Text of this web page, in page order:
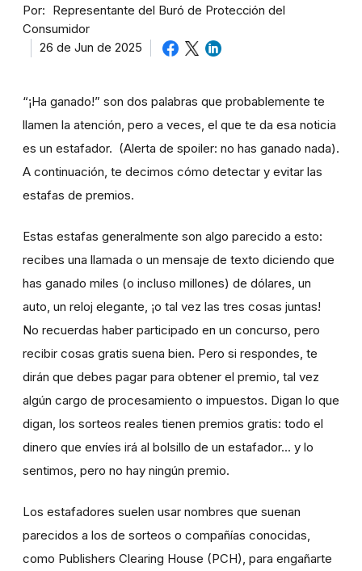
Por
Representante del Buró de Protección del
Consumidor
26 de Jun de 2025
“¡Ha ganado!” son dos palabras que probablemente te
llamen la atención, pero a veces, el que te da esa noticia
es un estafador. (Alerta de spoiler: no has ganado nada).
A continuación, te decimos cómo detectar y evitar las
estafas de premios.
Estas estafas generalmente son algo parecido a esto:
recibes una llamada o un mensaje de texto diciendo que
has ganado miles (o incluso millones) de dólares, un
auto, un reloj elegante, ¡o tal vez las tres cosas juntas!
No recuerdas haber participado en un concurso, pero
recibir cosas gratis suena bien. Pero si respondes, te
dirán que debes pagar para obtener el premio, tal vez
algún cargo de procesamiento o impuestos. Digan lo que
digan, los sorteos reales tienen premios gratis: todo el
dinero que envíes irá al bolsillo de un estafador... y lo
sentimos, pero no hay ningún premio.
Los estafadores suelen usar nombres que suenan
parecidos a los de sorteos o compañías conocidas,
como Publishers Clearing House (PCH), para engañarte